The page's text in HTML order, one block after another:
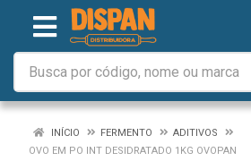
INÍCIO FERMENTO
ADITIVOS
OVO EM PO INT DESIDRATADO 1KG OVOPAN